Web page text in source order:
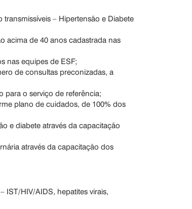
– Hipertensão e Diabete
acima de 40 anos cadastrada nas
nas equipes de ESF;
de consultas preconizadas, a
para o serviço de referência;
plano de cuidados, de 100% dos
e diabete através da capacitação
através da capacitação dos
IST/HIV/AIDS, hepatites virais,